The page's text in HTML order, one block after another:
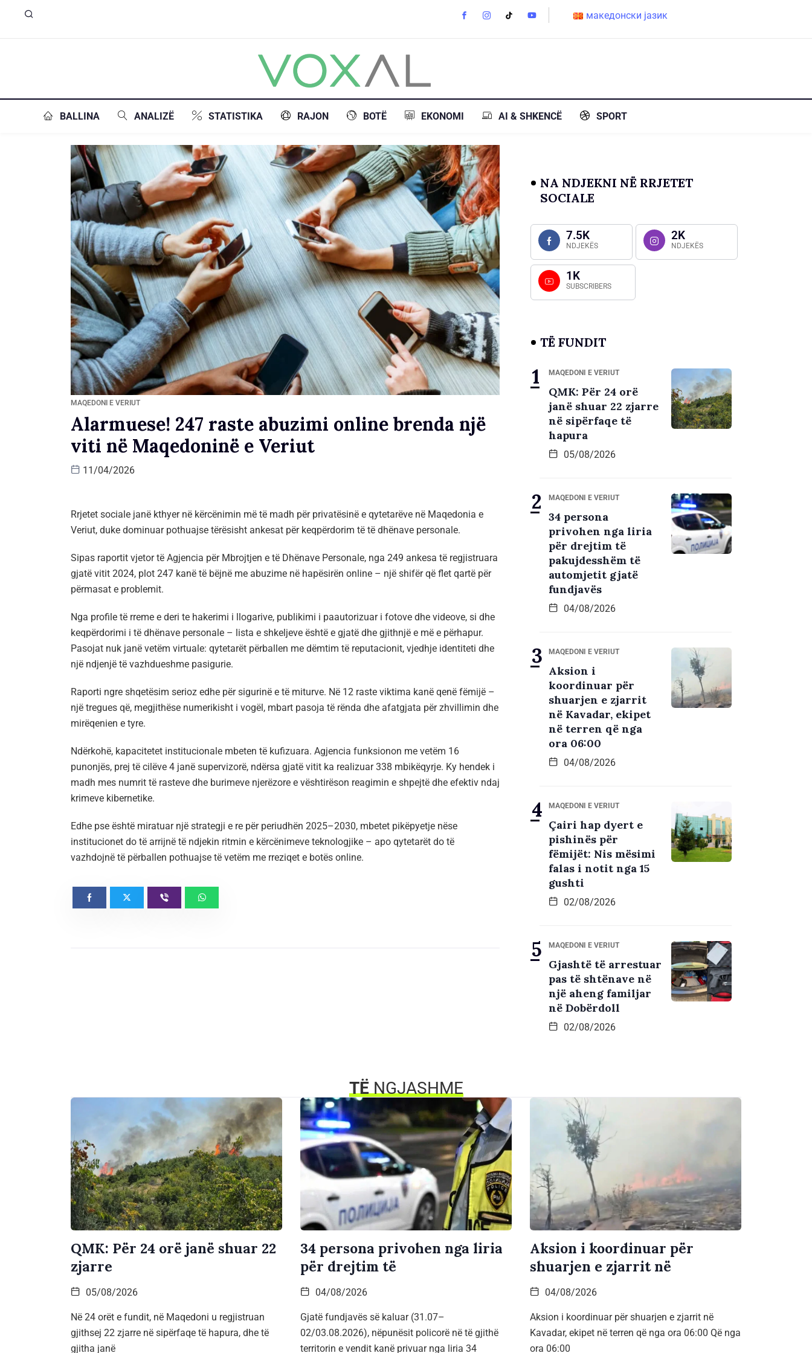
македонски јазик
BALLINA ANALIZË STATISTIKA RAJON BOTË EKONOMI AI & SHKENCË SPORT
MAQEDONI E VERIUT
Alarmuese! 247 raste abuzimi online brenda një
viti në Maqedoninë e Veriut
11/04/2026
Rrjetet sociale janë kthyer në kërcënimin më të madh për privatësinë e qytetarëve në Maqedonia e
Veriut, duke dominuar pothuajse tërësisht ankesat për keqpërdorim të të dhënave personale.
Sipas raportit vjetor të Agjencia për Mbrojtjen e të Dhënave Personale, nga 249 ankesa të regjistruara
gjatë vitit 2024, plot 247 kanë të bëjnë me abuzime në hapësirën online – një shifër që flet qartë për
përmasat e problemit.
Nga profile të rreme e deri te hakerimi i llogarive, publikimi i paautorizuar i fotove dhe videove, si dhe
keqpërdorimi i të dhënave personale – lista e shkeljeve është e gjatë dhe gjithnjë e më e përhapur.
Pasojat nuk janë vetëm virtuale: qytetarët përballen me dëmtim të reputacionit, vjedhje identiteti dhe
një ndjenjë të vazhdueshme pasigurie.
Raporti ngre shqetësim serioz edhe për sigurinë e të miturve. Në 12 raste viktima kanë qenë fëmijë –
një tregues që, megjithëse numerikisht i vogël, mbart pasoja të rënda dhe afatgjata për zhvillimin dhe
mirëqenien e tyre.
Ndërkohë, kapacitetet institucionale mbeten të kufizuara. Agjencia funksionon me vetëm 16
punonjës, prej të cilëve 4 janë supervizorë, ndërsa gjatë vitit ka realizuar 338 mbikëqyrje. Ky hendek i
madh mes numrit të rasteve dhe burimeve njerëzore e vështirëson reagimin e shpejtë dhe efektiv ndaj
krimeve kibernetike.
Edhe pse është miratuar një strategji e re për periudhën 2025–2030, mbetet pikëpyetje nëse
institucionet do të arrijnë të ndjekin ritmin e kërcënimeve teknologjike – apo qytetarët do të
vazhdojnë të përballen pothuajse të vetëm me rreziqet e botës online.
NA NDJEKNI NË RRJETET
SOCIALE
7.5K
NDJEKËS
2K
NDJEKËS
1K
SUBSCRIBERS
TË FUNDIT
MAQEDONI E VERIUT
QMK: Për 24 orë
janë shuar 22 zjarre
në sipërfaqe të
hapura
05/08/2026
MAQEDONI E VERIUT
34 persona
privohen nga liria
për drejtim të
pakujdesshëm të
automjetit gjatë
fundjavës
04/08/2026
MAQEDONI E VERIUT
Aksion i
koordinuar për
shuarjen e zjarrit
në Kavadar, ekipet
në terren që nga
ora 06:00
04/08/2026
MAQEDONI E VERIUT
Çairi hap dyert e
pishinës për
fëmijët: Nis mësimi
falas i notit nga 15
gushti
02/08/2026
MAQEDONI E VERIUT
Gjashtë të arrestuar
pas të shtënave në
një aheng familjar
në Dobërdoll
02/08/2026
TËNGJASHME
QMK: Për 24 orë janë shuar 22
zjarre
05/08/2026
Në 24 orët e fundit, në Maqedoni u regjistruan
gjithsej 22 zjarre në sipërfaqe të hapura, dhe të
gjitha janë
34 persona privohen nga liria
për drejtim të
04/08/2026
Gjatë fundjavës së kaluar (31.07–
02/03.08.2026), nëpunësit policorë në të gjithë
territorin e vendit kanë privuar nga liria 34
Aksion i koordinuar për
shuarjen e zjarrit në
04/08/2026
Aksion i koordinuar për shuarjen e zjarrit në
Kavadar, ekipet në terren që nga ora 06:00 Që nga
ora 06:00